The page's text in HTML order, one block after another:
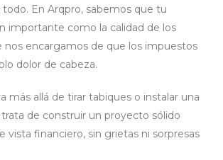
En Arqpro, sabemos que tu
importante como la calidad de los
nos encargamos de que los impuestos
dolor de cabeza.
más allá de tirar tabiques o instalar una
de construir un proyecto sólido
vista financiero, sin grietas ni sorpresas